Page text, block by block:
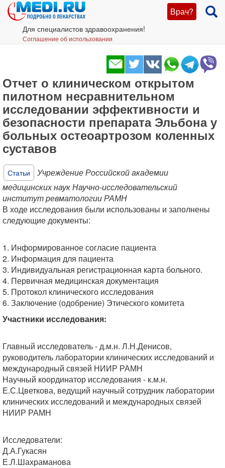
Врач?
Для специалистов здравоохранения!
Соглашение об использовании
Отчет о клиническом открытом
пилотном несравнительном
исследовании эффективности и
безопасности препарата Эльбона у
больных остеоартрозом коленных
суставов
Статьи
Учреждение Российской академии
медицинских наук Научно-исследовательский
институт ревматологии РАМН
В ходе исследования были использованы и заполнены
следующие документы:
1. Информированное согласие пациента
2. Информация для пациента
3. Индивидуальная регистрационная карта больного.
4. Первичная медицинская документация
5. Протокол клинического исследования
6. Заключение (одобрение) Этического комитета
Участники исследования:
Главный исследователь - д.м.н. Л.Н.Денисов,
руководитель лаборатории клинических исследований и
международный связей НИИР РАМН
Научный координатор исследования - к.м.н.
Е.С.Цветкова, ведущий научный сотрудник лаборатории
клинических исследований и международных связей
НИИР РАМН
Исследователи:
Д.А.Гукасян
Е.Л.Шахраманова